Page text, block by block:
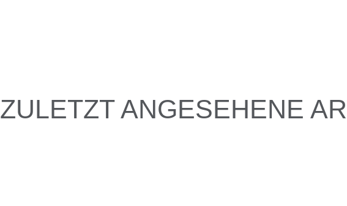
ZULETZT ANGESEHENE